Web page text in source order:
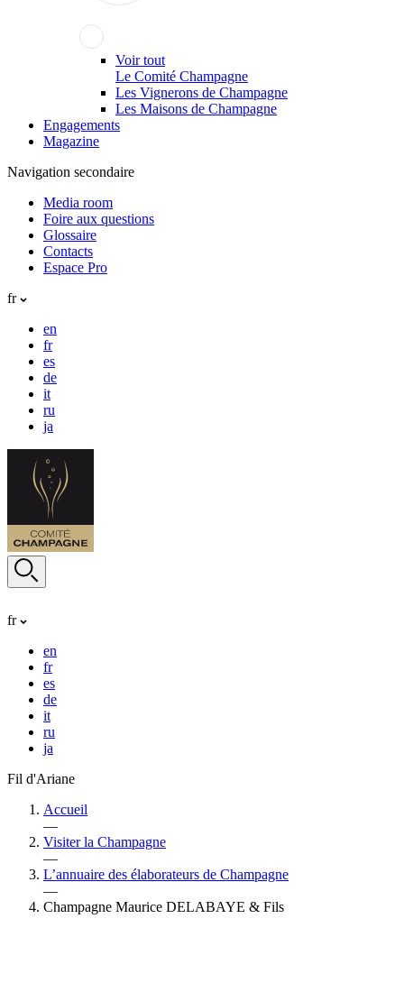
Voir tout
Le Comité Champagne
Les Vignerons de Champagne
Les Maisons de Champagne
Engagements
Magazine
Navigation secondaire
Media room
Foire aux questions
Glossaire
Contacts
Espace Pro
fr
en
fr
es
de
it
ru
ja
fr
en
fr
es
de
it
ru
ja
Fil d'Ariane
Accueil
—
Visiter la Champagne
—
L’annuaire des élaborateurs de Champagne
—
Champagne Maurice DELABAYE & Fils